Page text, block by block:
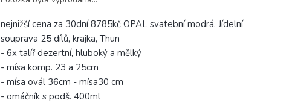
nejnižší cena za 30dní 8785kč OPAL svatební modrá, Jídelní
souprava 25 dílů, krajka, Thun
- 6x talíř dezertní, hluboký a mělký
- mísa komp. 23 a 25cm
- mísa ovál 36cm - mísa30 cm
- omáčník s podš. 400ml